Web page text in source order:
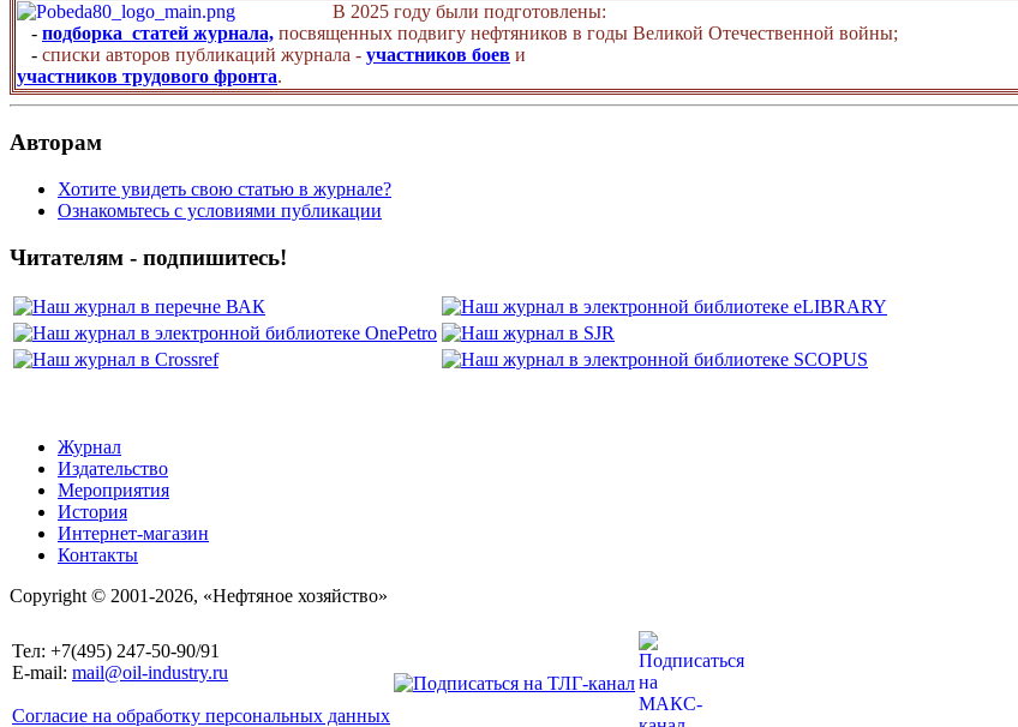
В 2025 году были подготовлены:
- подборка статей журнала, посвященных подвигу нефтяников в годы Великой Отечественной войны;
- списки авторов публикаций журнала - участников боев и
участников трудового фронта.
Авторам
Хотите увидеть свою статью в журнале?
Ознакомьтесь с условиями публикации
Читателям - подпишитесь!
Журнал
Издательство
Мероприятия
История
Интернет-магазин
Контакты
Copyright © 2001-2026, «Нефтяное хозяйство»
Тел: +7(495) 247-50-90/91
E-mail: mail@oil-industry.ru
Согласие на обработку персональных данных